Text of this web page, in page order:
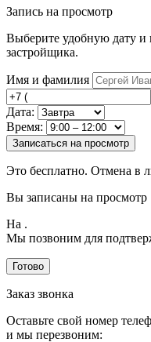
Запись на просмотр
Выберите удобную дату и
застройщика.
Имя и фамилия
Дата:
Время:
Записаться на просмотр
Это бесплатно. Отмена в
Вы записаны на просмотр
На .
Мы позвоним для
Готово
Заказ звонка
Оставьте свой номер
и мы перезвоним: